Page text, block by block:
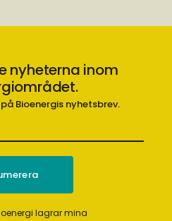
nyheterna inom
Bioenergis nyhetsbrev.
lagrar mina